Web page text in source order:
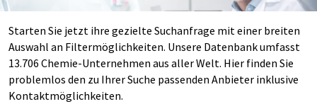
Starten Sie jetzt ihre gezielte Suchanfrage mit einer breiten
Auswahl an Filtermöglichkeiten. Unsere Datenbank umfasst
13.706 Chemie-Unternehmen aus aller Welt. Hier finden Sie
problemlos den zu Ihrer Suche passenden Anbieter inklusive
Kontaktmöglichkeiten.